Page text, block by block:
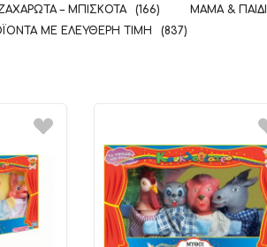
– ΜΠΙΣΚΌΤΑ (166) ΜΑΜΆ & ΠΑΙΔΊ
ΜΕ ΕΛΕΎΘΕΡΗ ΤΙΜΉ (837)